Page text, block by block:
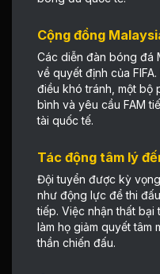
Cộng đồng
Các diễn đàn bóng đá
về quyết định của
điều khó tránh, một bộ
bình và yêu cầu FAM
tài quốc tế.
Tác động tâm lý
Đội tuyển được kỳ
như động lực để thi
tiếp. Việc nhận thất
làm họ giảm quyết tâm
thần chiến đấu.